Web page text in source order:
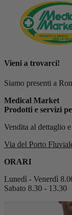
Vieni a trovarci!
Siamo presenti a
Medical Market
Prodotti e servizi
Vendita al dettaglio
Via del Porto
ORARI
Lunedì - Venerdì
Sabato 8.30 - 13.30